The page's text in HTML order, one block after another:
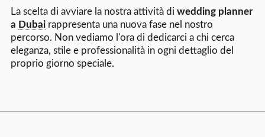
La scelta di avviare la nostra attività di wedding planner
a Dubairappresenta una nuova fase nel nostro
percorso. Non vediamo l'ora di dedicarci a chi cerca
eleganza, stile e professionalità in ogni dettaglio del
proprio giorno speciale.